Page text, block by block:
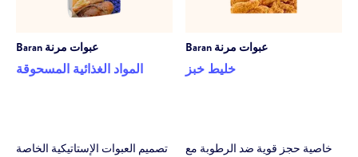
Baran عبوات مرنة
المواد الغذائية المسحوقة
تصميم العبوات الإستاتيكية الخاصة
Baran عبوات مرنة
خليط خبز
خاصية حجز قوية ضد الرطوبة مع